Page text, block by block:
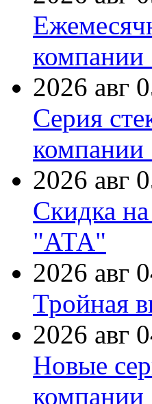
компании
2026 авг
Серия
компании
2026 авг
Скидка
"АТА"
2026 авг
Тройная
2026 авг
Новые
компании